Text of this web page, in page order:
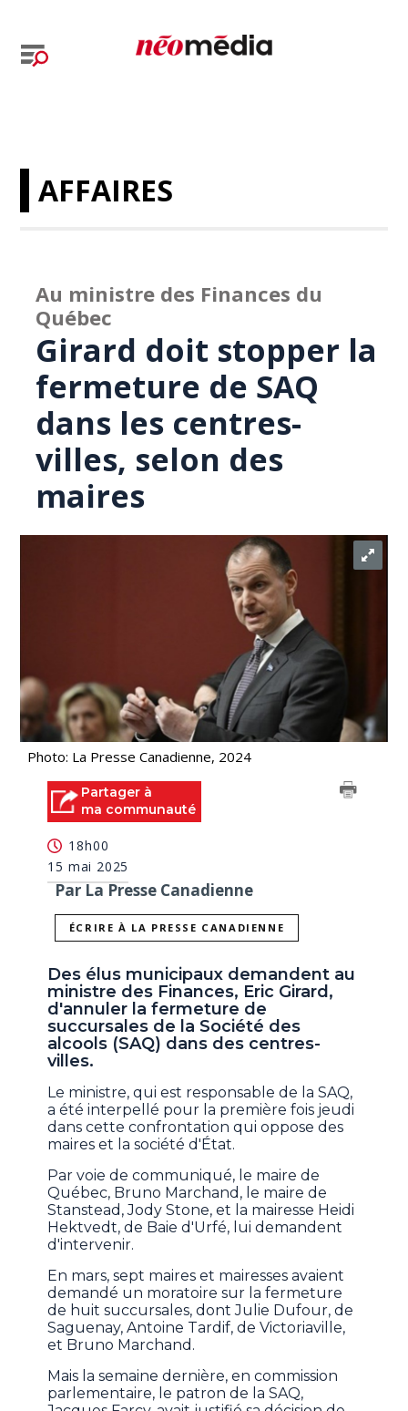
AFFAIRES
Au ministre des Finances du
Québec
Girard doit stopper la
fermeture de SAQ
dans les centres-
villes, selon des
maires
Photo: La Presse Canadienne, 2024
Partager à
ma communauté
18h00
15 mai 2025
Par La Presse Canadienne
ÉCRIRE À LA PRESSE CANADIENNE
Des élus municipaux demandent au
ministre des Finances, Eric Girard,
d'annuler la fermeture de
succursales de la Société des
alcools (SAQ) dans des centres-
villes.
Le ministre, qui est responsable de la SAQ,
a été interpellé pour la première fois jeudi
dans cette confrontation qui oppose des
maires et la société d'État.
Par voie de communiqué, le maire de
Québec, Bruno Marchand, le maire de
Stanstead, Jody Stone, et la mairesse Heidi
Hektvedt, de Baie d'Urfé, lui demandent
d'intervenir.
En mars, sept maires et mairesses avaient
demandé un moratoire sur la fermeture
de huit succursales, dont Julie Dufour, de
Saguenay, Antoine Tardif, de Victoriaville,
et Bruno Marchand.
Mais la semaine dernière, en commission
parlementaire, le patron de la SAQ,